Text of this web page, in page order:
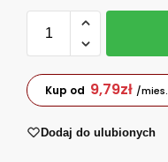
Kup od 9,79zł /mies.
Dodaj do ulubionych